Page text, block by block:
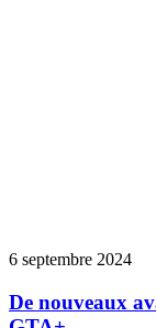
6 septembre 2024
De nouveaux